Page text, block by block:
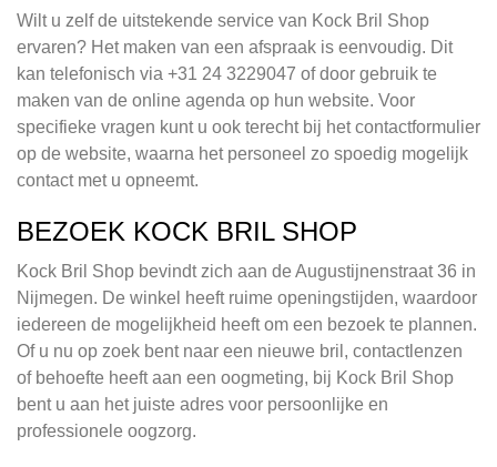
Wilt u zelf de uitstekende service van Kock Bril Shop
ervaren? Het maken van een afspraak is eenvoudig. Dit
kan telefonisch via +31 24 3229047 of door gebruik te
maken van de online agenda op hun website. Voor
specifieke vragen kunt u ook terecht bij het contactformulier
op de website, waarna het personeel zo spoedig mogelijk
contact met u opneemt.
BEZOEK KOCK BRIL SHOP
Kock Bril Shop bevindt zich aan de Augustijnenstraat 36 in
Nijmegen. De winkel heeft ruime openingstijden, waardoor
iedereen de mogelijkheid heeft om een bezoek te plannen.
Of u nu op zoek bent naar een nieuwe bril, contactlenzen
of behoefte heeft aan een oogmeting, bij Kock Bril Shop
bent u aan het juiste adres voor persoonlijke en
professionele oogzorg.